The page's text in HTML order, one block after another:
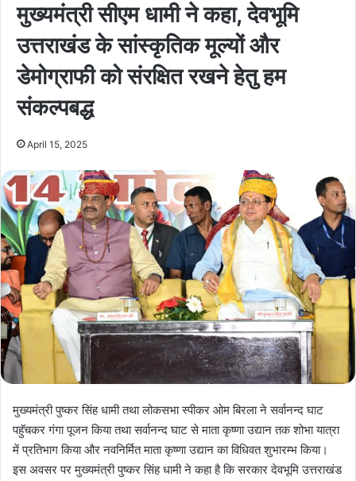
मुख्यमंत्री सीएम धामी ने कहा, देवभूमि
उत्तराखंड के सांस्कृतिक मूल्यों और
डेमोग्राफी को संरक्षित रखने हेतु हम
संकल्पबद्ध
April 15, 2025
मुख्यमंत्री पुष्कर सिंह धामी तथा लोकसभा स्पीकर ओम बिरला ने सर्वानन्द घाट
पहुॅचकर गंगा पूजन किया तथा सर्वानन्द घाट से माता कृष्णा उद्यान तक शोभा यात्रा
में प्रतिभाग किया और नवनिर्मित माता कृष्णा उद्यान का विधिवत शुभारम्भ किया।
इस अवसर पर मुख्यमंत्री पुष्कर सिंह धामी ने कहा है कि सरकार देवभूमि उत्तराखंड